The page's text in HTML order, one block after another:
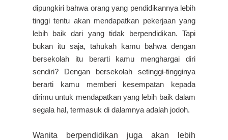
dipungkiri bahwa orang yang pendidikannya lebih
tinggi tentu akan mendapatkan pekerjaan yang
lebih baik dari yang tidak berpendidikan. Tapi
bukan itu saja, tahukah kamu bahwa dengan
bersekolah itu berarti kamu menghargai diri
sendiri? Dengan bersekolah setinggi-tingginya
berarti kamu memberi kesempatan kepada
dirimu untuk mendapatkan yang lebih baik dalam
segala hal, termasuk di dalamnya adalah jodoh.
Wanita berpendidikan juga akan lebih